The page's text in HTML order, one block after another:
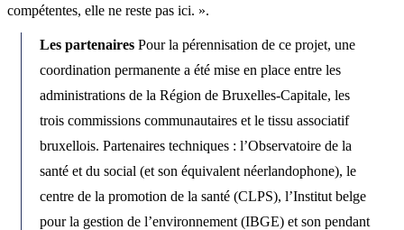
compétentes, elle ne reste pas ici. ».
Les partenaires Pour la pérennisation de ce projet, une
coordination permanente a été mise en place entre les
administrations de la Région de Bruxelles-Capitale, les
trois commissions communautaires et le tissu associatif
bruxellois. Partenaires techniques : l’Observatoire de la
santé et du social (et son équivalent néerlandophone), le
centre de la promotion de la santé (CLPS), l’Institut belge
pour la gestion de l’environnement (IBGE) et son pendant